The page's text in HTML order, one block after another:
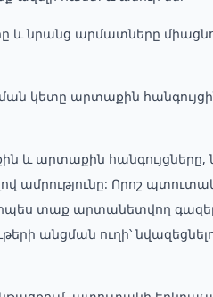
և նրանց արմատները
կետը արտաքին
և արտաքին հանգույցները,
Որոշ
տաք արտանետվող
անցման ուղի՝